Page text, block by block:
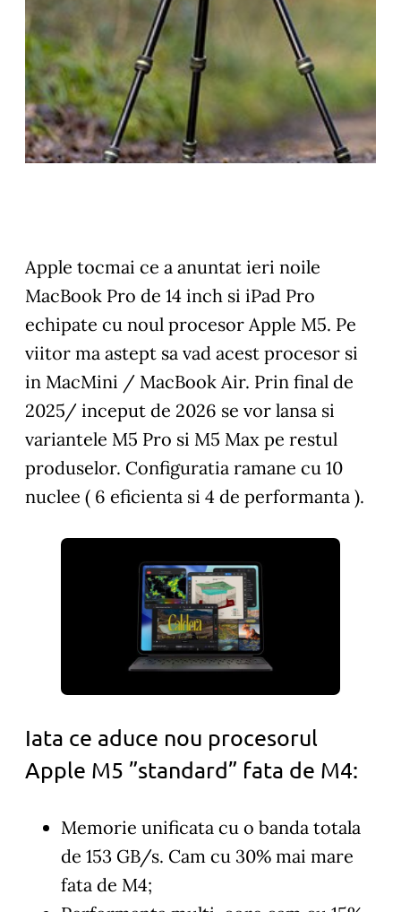
Apple tocmai ce a anuntat ieri noile
MacBook Pro de 14 inch si iPad Pro
echipate cu noul procesor Apple M5. Pe
viitor ma astept sa vad acest procesor si
in MacMini / MacBook Air. Prin final de
2025/ inceput de 2026 se vor lansa si
variantele M5 Pro si M5 Max pe restul
produselor. Configuratia ramane cu 10
nuclee ( 6 eficienta si 4 de performanta ).
Iata ce aduce nou procesorul
Apple M5 ”standard” fata de M4:
Memorie unificata cu o banda totala
de 153 GB/s. Cam cu 30% mai mare
fata de M4;